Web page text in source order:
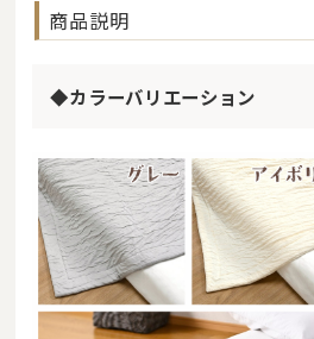
商品説明
◆カラーバリエーション